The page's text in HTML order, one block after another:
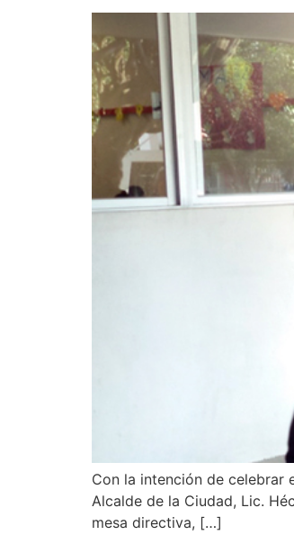
Con la intención de celebrar
Alcalde de la Ciudad, Lic.
mesa directiva, […]